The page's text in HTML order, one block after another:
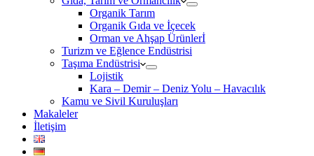
Organik Tarım
Organik Gıda ve İçecek
Orman ve Ahşap Ürünlerİ
Turizm ve Eğlence Endüstrisi
Taşıma Endüstrisi
Lojistik
Kara – Demir – Deniz Yolu – Havacılık
Kamu ve Sivil Kuruluşları
Makaleler
İletişim